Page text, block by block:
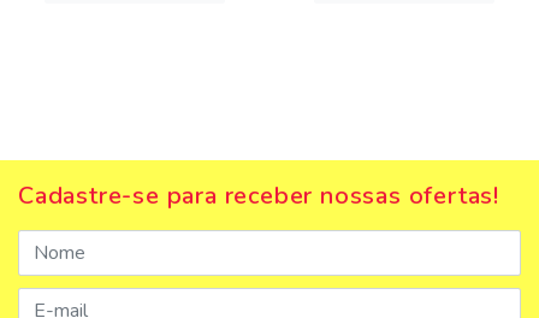
Cadastre-se para receber nossas ofertas!